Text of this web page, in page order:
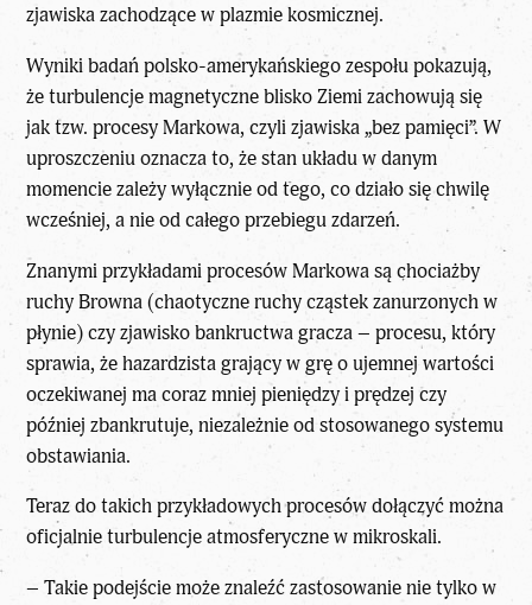
zjawiska zachodzące w plazmie kosmicznej.
Wyniki badań polsko-amerykańskiego zespołu pokazują,
że turbulencje magnetyczne blisko Ziemi zachowują się
jak tzw. procesy Markowa, czyli zjawiska „bez pamięci”. W
uproszczeniu oznacza to, że stan układu w danym
momencie zależy wyłącznie od tego, co działo się chwilę
wcześniej, a nie od całego przebiegu zdarzeń.
Znanymi przykładami procesów Markowa są chociażby
ruchy Browna (chaotyczne ruchy cząstek zanurzonych w
płynie) czy zjawisko bankructwa gracza – procesu, który
sprawia, że hazardzista grający w grę o ujemnej wartości
oczekiwanej ma coraz mniej pieniędzy i prędzej czy
później zbankrutuje, niezależnie od stosowanego systemu
obstawiania.
Teraz do takich przykładowych procesów dołączyć można
oficjalnie turbulencje atmosferyczne w mikroskali.
– Takie podejście może znaleźć zastosowanie nie tylko w